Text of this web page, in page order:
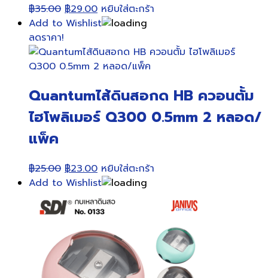
฿35.00 Original
price
฿35.00.
฿29.00Current
price
฿29.00.
หยิบใส่ตะกร้า
Add to Wishlist
ลดราคา!
Quantumไส้ดินสอกด HB ควอนตั้ม
ไฮโพลิเมอร์ Q300 0.5mm 2 หลอด/
แพ็ค
฿25.00 Original
price
was:
฿25.00.
฿23.00Current
price
is:
฿23.00.
หยิบใส่ตะกร้า
Add to Wishlist